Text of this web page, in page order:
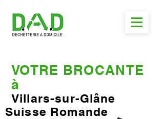
VOTRE BROCANTE
à
Villars-sur-Glâne
Suisse Romande